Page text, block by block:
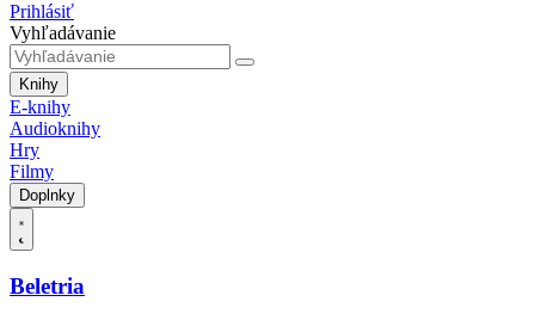
Prihlásiť
Vyhľadávanie
Knihy
E-knihy
Audioknihy
Hry
Filmy
Doplnky
Beletria